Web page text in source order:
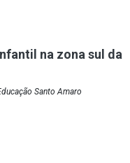
na zona sul da
Santo Amaro